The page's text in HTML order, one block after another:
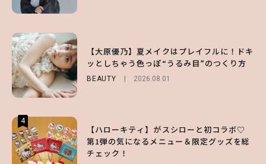
3
【大原優乃】夏メイクはプレイフルに！ドキ
ッとしちゃう色っぽ“うるみ目”のつくり方
BEAUTY 2026.08.01
4
【ハローキティ】がスシローと初コラボ♡
第1弾の気になるメニュー＆限定グッズを総
チェック！
3
【スタバ】約160通りのカスタマイズができ
る⁉ 39店舗限定『My フルーツ³ フラペチー
ノ®』を徹底レポ♡
4
【齋藤飛鳥】人生初のロブに！「意外としっ
くりくるし、すごく新鮮で心地いい」ヘアカ
ットの様子を独占でお届け♡
3
【谷まりあ】夏は“シアースカート”でさり
げなく肌見せ！透け感のニュアンスを楽しめ
るマストハブアイテム4選
4
【夏ヘアのくずれ・うねりに】ヘアメイク夢
月直伝♡ ドライシャンプー「バティスト」
を使ったプロ級スタイリング3選